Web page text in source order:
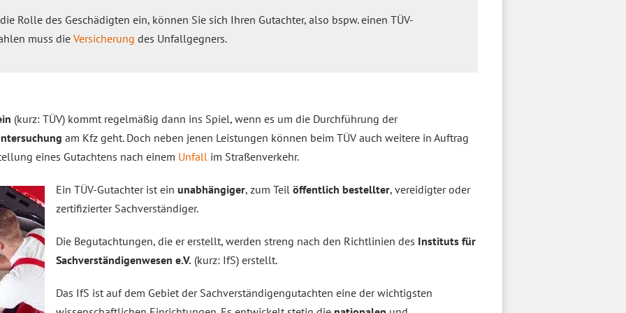
Rolle des Geschädigten ein, können Sie sich Ihren Gutachter, also bspw. einen TÜV-
muss die Versicherung des Unfallgegners.
(kurz: TÜV) kommt regelmäßig dann ins Spiel, wenn es um die Durchführung der
am Kfz geht. Doch neben jenen Leistungen können beim TÜV auch weitere in Auftrag
eines Gutachtens nach einem Unfall im Straßenverkehr.
Ein TÜV-Gutachter ist ein unabhängiger, zum Teil öffentlich bestellter, vereidigter oder
zertifizierter Sachverständiger.
Die Begutachtungen, die er erstellt, werden streng nach den Richtlinien des Instituts für
Sachverständigenwesen e.V. (kurz: IfS) erstellt.
Das IfS ist auf dem Gebiet der Sachverständigengutachten eine der wichtigsten